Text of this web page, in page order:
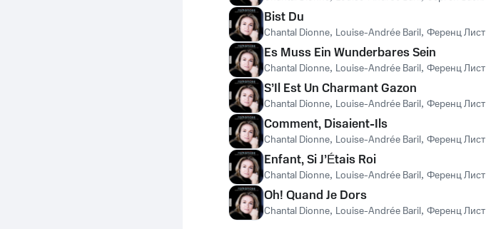
Bist Du
Chantal Dionne, Louise-Andrée Baril, Ференц Лист
Es Muss Ein Wunderbares Sein
Chantal Dionne, Louise-Andrée Baril, Ференц Лист
S’Il Est Un Charmant Gazon
Chantal Dionne, Louise-Andrée Baril, Ференц Лист
Comment, Disaient-Ils
Chantal Dionne, Louise-Andrée Baril, Ференц Лист
Enfant, Si J’Étais Roi
Chantal Dionne, Louise-Andrée Baril, Ференц Лист
Oh! Quand Je Dors
Chantal Dionne, Louise-Andrée Baril, Ференц Лист